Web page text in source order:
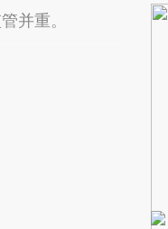
并重。